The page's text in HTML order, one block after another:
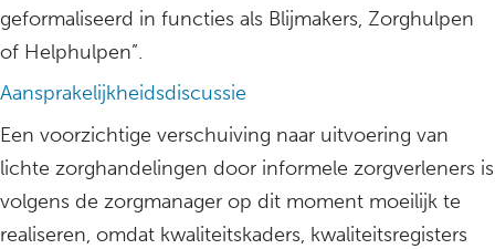
geformaliseerd in functies als Blijmakers, Zorghulpen
of Helphulpen”.
Aansprakelijkheidsdiscussie
Een voorzichtige verschuiving naar uitvoering van
lichte zorghandelingen door informele zorgverleners is
volgens de zorgmanager op dit moment moeilijk te
realiseren, omdat kwaliteitskaders, kwaliteitsregisters